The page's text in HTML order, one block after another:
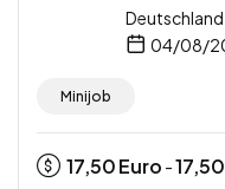
Deutschland
04/08/
Minijob
17,50Euro -17,50